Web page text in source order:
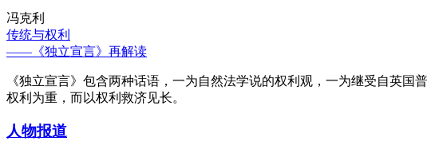
冯克利
传统与权利
——《独立宣言》再解读
《独立宣言》包含两种话语，一为自然法学说的权利观，一为继受自英
权利为重，而以权利救济见长。
人物报道